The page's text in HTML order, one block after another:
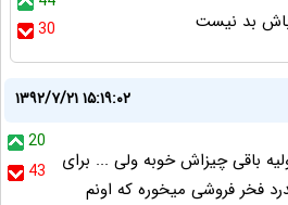
30
باش بد نیست
۱۳۹۲/۷/۲۱ ۱۵:۱۹:۰۲
20
43
باقی چیزاش خوبه ولی ... برای
فخر فروشی میخوره که اونم